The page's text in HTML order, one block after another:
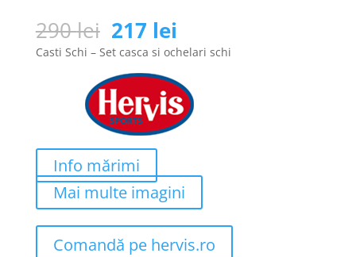
pe baza a
de evaluări
de la clienți
290lei Prețul
inițial
a
fost:
290 lei.
217 lei
curent
este:
217 lei.
Casti Schi – Set casca si ochelari schi
Info mărimi
Mai multe imagini
Comandă pe hervis.ro